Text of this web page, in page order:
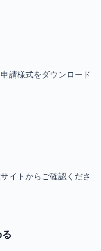
請様式をダウンロード
イトからご確認くださ